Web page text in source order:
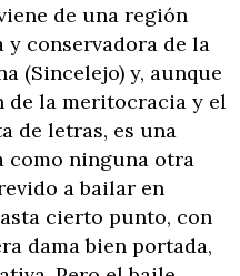
de una región
conservadora de la
(Sincelejo) y, aunque
de la meritocracia y el
de letras, es una
como ninguna otra
a bailar en
cierto punto, con
dama bien portada,